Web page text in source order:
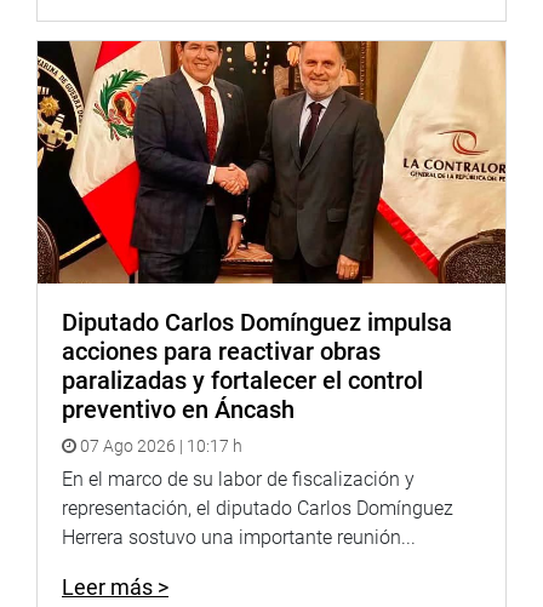
Despacho Congresal
Anexo: 7214
Diputado Carlos Domínguez impulsa
acciones para reactivar obras
paralizadas y fortalecer el control
preventivo en Áncash
07 Ago 2026 | 10:17 h
En el marco de su labor de fiscalización y
representación, el diputado Carlos Domínguez
Herrera sostuvo una importante reunión...
Leer más >